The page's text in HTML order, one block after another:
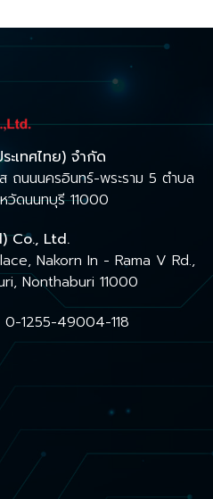
เทศไทย) จำกัด
ถนนนครอินทร์-พระราม 5 ตำบล
วัดนนทบุรี 11000
Co., Ltd.
Nakorn In - Rama V Rd.,
Nonthaburi 11000
0-1255-49004-118